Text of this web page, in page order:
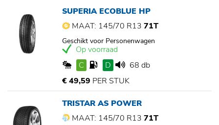
SUPERIA ECOBLUE HP
MAAT: 145/70 R13 71T
Geschikt voor Personenwagen
Op voorraad
C
D
68 db
€ 49,59 PER STUK
TRISTAR AS POWER
MAAT: 145/70 R13 71T